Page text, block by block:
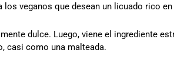
los veganos que desean un licuado rico
dulce. Luego, viene el ingrediente
casi como una malteada.